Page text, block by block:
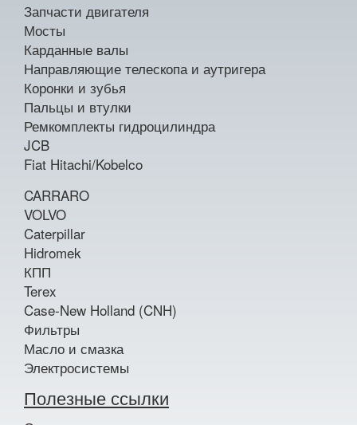
Запчасти двигателя
Мосты
Карданные валы
Направляющие телескопа и аутригера
Коронки и зубья
Пальцы и втулки
Ремкомплекты гидроцилиндра
JCB
Fiat Hitachi/Kobelco
CARRARO
VOLVO
Caterpillar
Hidromek
КПП
Terex
Case-New Holland (CNH)
Фильтры
Масло и смазка
Электросистемы
Полезные ссылки